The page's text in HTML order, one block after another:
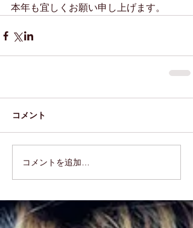
本年も宜しくお願い申し上げます。
コメント
コメントを追加…